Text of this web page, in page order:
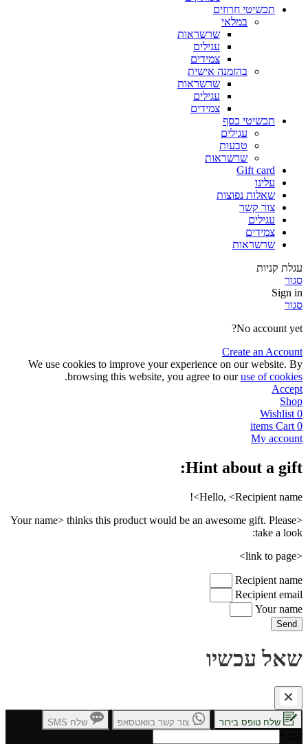
תכשיטי חרוזים
במלאי
שרשראות
עגילים
צמידים
בהזמנה אישית
שרשראות
עגילים
צמידים
תכשיטי כסף
עגילים
טבעות
שרשראות
Gift card
עלינו
שאלות נפוצות
צור קשר
עגילים
צמידים
שרשראות
עגלת קניות
סגור
Sign in
סגור
No account yet?
Create an Account
We use cookies to improve your experience on our website. By
browsing this website, you agree to ouruse of cookies
.
Accept
Shop
0
Wishlist
0
items Cart
My account
Hint about a gift:
Hello, <Recipient name>!
<Your name> thinks this product would be an awesome gift. Please
take a look:
<link to page>
Recipient name
Recipient email
Your name
Send
שאל עכשיו
שלח טופס בירור צור קשר בוואטסאפ שלח SMS